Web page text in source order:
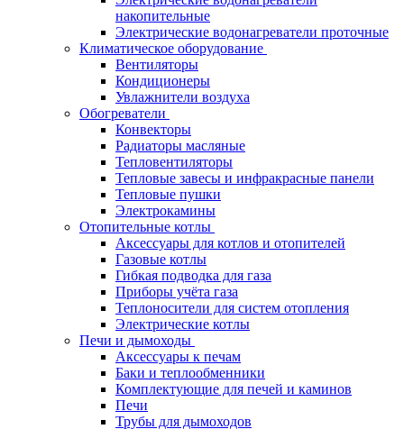
накопительные
Электрические водонагреватели проточные
Климатическое оборудование
Вентиляторы
Кондиционеры
Увлажнители воздуха
Обогреватели
Конвекторы
Радиаторы масляные
Тепловентиляторы
Тепловые завесы и инфракрасные панели
Тепловые пушки
Электрокамины
Отопительные котлы
Аксессуары для котлов и отопителей
Газовые котлы
Гибкая подводка для газа
Приборы учёта газа
Теплоносители для систем отопления
Электрические котлы
Печи и дымоходы
Аксессуары к печам
Баки и теплообменники
Комплектующие для печей и каминов
Печи
Трубы для дымоходов